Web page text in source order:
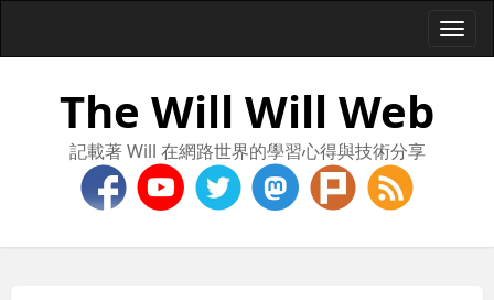
The Will Will Web
記載著 Will 在網路世界的學習心得與技術分享